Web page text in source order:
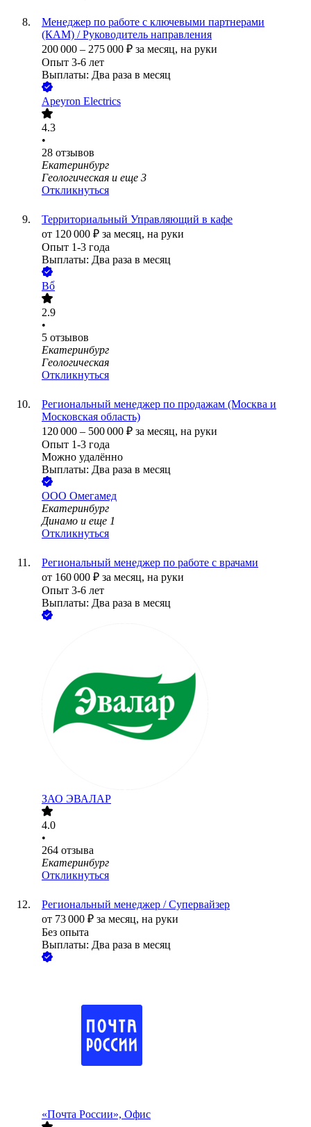
Менеджер по работе с ключевыми партнерами
(КАМ) / Руководитель направления
200 000 – 275 000 ₽ за месяц, на руки
Опыт 3-6 лет
Выплаты: Два раза в месяц
Apeyron Electrics
4.3
•
28 отзывов
Екатеринбург
Геологическая и еще 3
Откликнуться
Территориальный Управляющий в кафе
от 120 000 ₽ за месяц, на руки
Опыт 1-3 года
Выплаты: Два раза в месяц
Bổ
2.9
•
5 отзывов
Екатеринбург
Геологическая
Откликнуться
Региональный менеджер по продажам (Москва и
Московская область)
120 000 – 500 000 ₽ за месяц, на руки
Опыт 1-3 года
Можно удалённо
Выплаты: Два раза в месяц
ООО Омегамед
Екатеринбург
Динамо и еще 1
Откликнуться
Региональный менеджер по работе с врачами
от 160 000 ₽ за месяц, на руки
Опыт 3-6 лет
Выплаты: Два раза в месяц
ЗАО ЭВАЛАР
4.0
•
264 отзыва
Екатеринбург
Откликнуться
Региональный менеджер / Супервайзер
от 73 000 ₽ за месяц, на руки
Без опыта
Выплаты: Два раза в месяц
«Почта России», Офис